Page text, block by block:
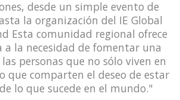
desde un simple evento de
la organización del IE Global
Esta comunidad regional ofrece
a la necesidad de fomentar una
personas que no sólo viven en
que comparten el deseo de estar
lo que sucede en el mundo."